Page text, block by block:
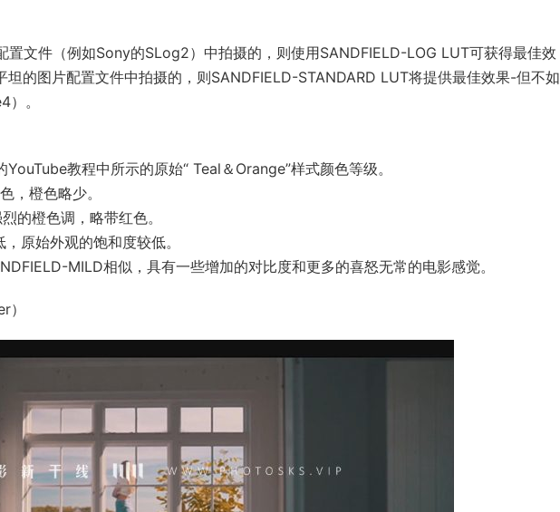
置文件（例如Sony的SLog2）中拍摄的，则使用SANDFIELD-LOG LUT可获得最佳效
坦的图片配置文件中拍摄的，则SANDFIELD-STANDARD LUT将提供最佳效果-但不如
。
教程中所示的原始“ Teal＆Orange”样式颜色等级。
，橙色略少。
的橙色调，略带红色。
原始外观的饱和度较低。
MILD相似，具有一些增加的对比度和更多的喜怒无常的电影感觉。